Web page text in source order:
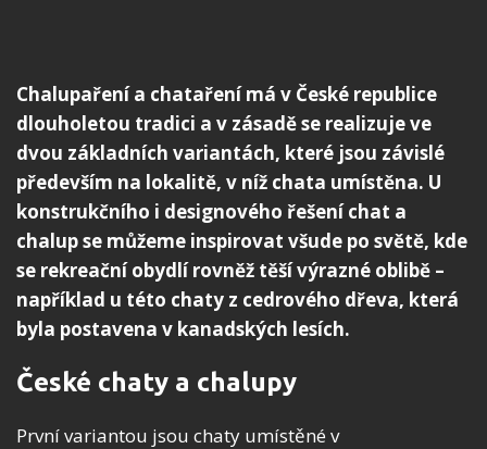
Chalupaření a chataření má v České republice
dlouholetou tradici a v zásadě se realizuje ve
dvou základních variantách, které jsou závislé
především na lokalitě, v níž chata umístěna. U
konstrukčního i designového řešení chat a
chalup se můžeme inspirovat všude po světě, kde
se rekreační obydlí rovněž těší výrazné oblibě –
například u této chaty z cedrového dřeva, která
byla postavena v kanadských lesích.
České chaty a chalupy
První variantou jsou chaty umístěné v